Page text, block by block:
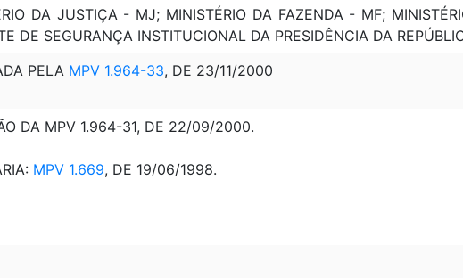
DA JUSTIÇA - MJ; MINISTÉRIO DA FAZENDA - MF;
DE SEGURANÇA INSTITUCIONAL DA PRESIDÊNCIA DA
PELA MPV 1.964-33, DE 23/11/2000
DA MPV 1.964-31, DE 22/09/2000.
MPV 1.669, DE 19/06/1998.